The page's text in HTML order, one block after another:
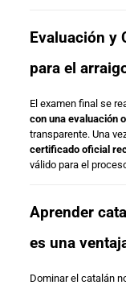
Evaluación y
para el
El examen final se
con una evaluación
transparente. Una
certificado oficial
válido para el
Aprender
es una
Dominar el catalán